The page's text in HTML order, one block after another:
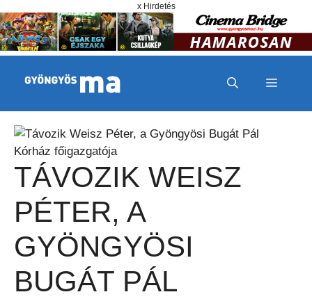
x Hirdetés
MENÜ
TÁVOZIK WEISZ
PÉTER, A
GYÖNGYÖSI
BUGÁT PÁL